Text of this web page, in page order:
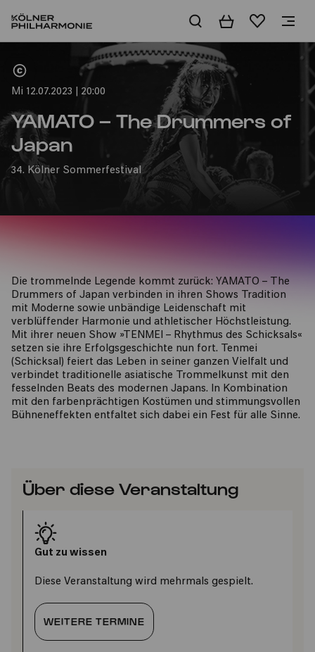
WarenkorbMerkliste
Mi 12.07.2023 | 20:00
YAMATO – The Drummers of
Japan
34. Kölner Sommerfestival
Die trommelnde Legende kommt zurück: YAMATO – The
Drummers of Japan verbinden in ihren Shows Tradition
mit Moderne sowie unbändige Leidenschaft mit
verblüffender Harmonie und athletischer Höchstleistung.
Mit ihrer neuen Show »TENMEI – Rhythmus des Schicksals«
setzen sie ihre Erfolgsgeschichte nun fort. Tenmei
(Schicksal) feiert das Leben in seiner ganzen Vielfalt und
verbindet traditionelle asiatische Trommelkunst mit den
fesselnden Beats des modernen Japans. In Kombination
mit den farbenprächtigen Kostümen und stimmungsvollen
Bühneneffekten entfaltet sich dabei ein Fest für alle Sinne.
Über diese Veranstaltung
Gut zu wissen
Diese Veranstaltung wird mehrmals gespielt.
WEITERE TERMINE